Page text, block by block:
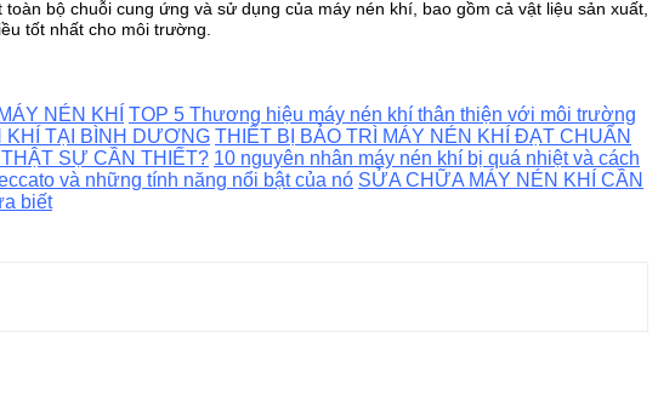
bộ chuỗi cung ứng và sử dụng của máy nén khí, bao gồm cả vật liệu sản xuất,
tốt nhất cho môi trường.
NÉN KHÍ
TOP 5 Thương hiệu máy nén khí thân thiện với môi trường
KHÍ TẠI BÌNH DƯƠNG THIẾT BỊ BẢO TRÌ MÁY NÉN KHÍ ĐẠT CHUẨN
SỰ CẦN THIẾT? 10 nguyên nhân máy nén khí bị quá nhiệt và cách
và những tính năng nổi bật của nó SỬA CHỮA MÁY NÉN KHÍ CẦN
biết